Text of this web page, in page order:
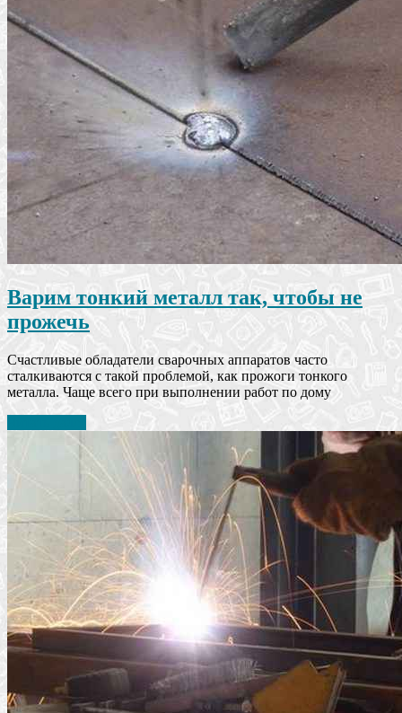
Варим тонкий металл так, чтобы не
прожечь
Счастливые обладатели сварочных аппаратов часто
сталкиваются с такой проблемой, как прожоги тонкого
металла. Чаще всего при выполнении работ по дому